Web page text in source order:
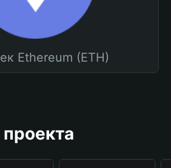
Ethereum (ETH)